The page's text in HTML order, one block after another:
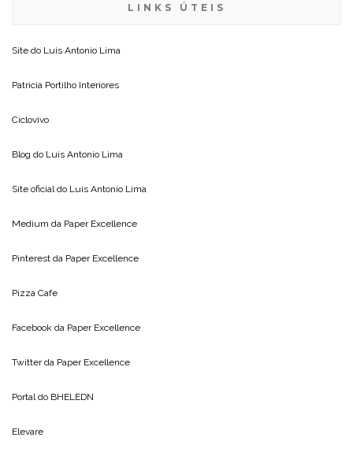
LINKS ÚTEIS
Site do Luis Antonio Lima
Patricia Portilho Interiores
Ciclovivo
Blog do Luis Antonio Lima
Site oficial do Luis Antonio Lima
Medium da Paper Excellence
Pinterest da Paper Excellence
Pizza Cafe
Facebook da Paper Excellence
Twitter da Paper Excellence
Portal do BHELEDN
Elevare